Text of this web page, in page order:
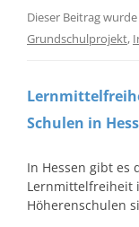
Dieser Beitrag
Grundschulprojekt,
Schulen in
In Hessen gibt es
Lernmittelfreiheit
Höherenschulen